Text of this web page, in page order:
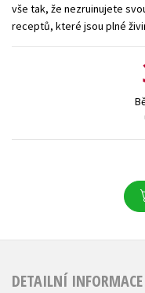
vše tak, že nezruinujete
receptů, které jsou plné
DETAILNÍ INFORMACE